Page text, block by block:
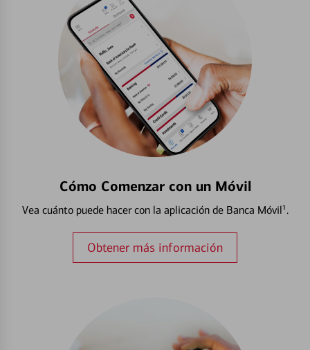
Cómo Comenzar con un Móvil
Vea cuánto puede hacer con la aplicación de Banca Móvil¹.
Obtener más información